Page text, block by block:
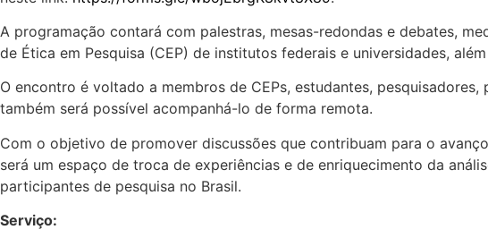
A programação contará com palestras, mesas-redondas e debates,
de Ética em Pesquisa (CEP) de institutos federais e universidades,
O encontro é voltado a membros de CEPs, estudantes,
também será possível acompanhá-lo de forma remota.
Com o objetivo de promover discussões que contribuam para o
será um espaço de troca de experiências e de enriquecimento da
participantes de pesquisa no Brasil.
Serviço: